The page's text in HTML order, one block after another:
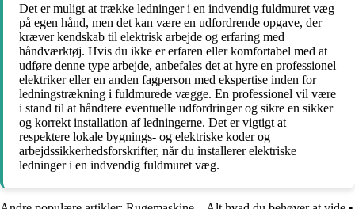
Det er muligt at trække ledninger i en indvendig fuldmuret væg
på egen hånd, men det kan være en udfordrende opgave, der
kræver kendskab til elektrisk arbejde og erfaring med
håndværktøj. Hvis du ikke er erfaren eller komfortabel med at
udføre denne type arbejde, anbefales det at hyre en professionel
elektriker eller en anden fagperson med ekspertise inden for
ledningstrækning i fuldmurede vægge. En professionel vil være
i stand til at håndtere eventuelle udfordringer og sikre en sikker
og korrekt installation af ledningerne. Det er vigtigt at
respektere lokale bygnings- og elektriske koder og
arbejdssikkerhedsforskrifter, når du installerer elektriske
ledninger i en indvendig fuldmuret væg.